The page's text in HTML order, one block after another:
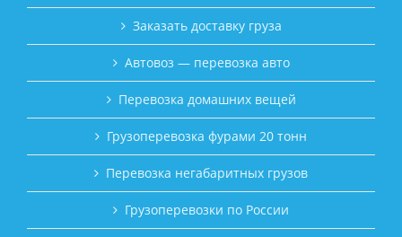
Заказать доставку груза
Автовоз — перевозка авто
Перевозка домашних вещей
Грузоперевозка фурами 20 тонн
Перевозка негабаритных грузов
Грузоперевозки по России